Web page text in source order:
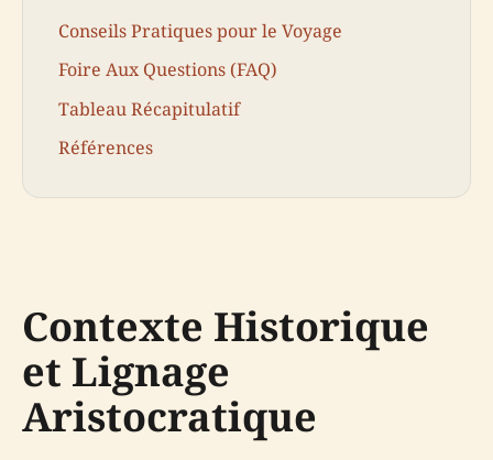
Conseils Pratiques pour le Voyage
Foire Aux Questions (FAQ)
Tableau Récapitulatif
Références
Contexte Historique
et Lignage
Aristocratique